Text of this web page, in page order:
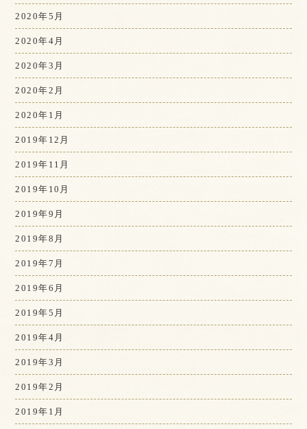
2020年5月
2020年4月
2020年3月
2020年2月
2020年1月
2019年12月
2019年11月
2019年10月
2019年9月
2019年8月
2019年7月
2019年6月
2019年5月
2019年4月
2019年3月
2019年2月
2019年1月